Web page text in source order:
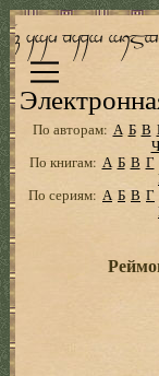
По авторам: А Б В
Ч
По книгам: А Б В Г
По сериям: А Б В Г